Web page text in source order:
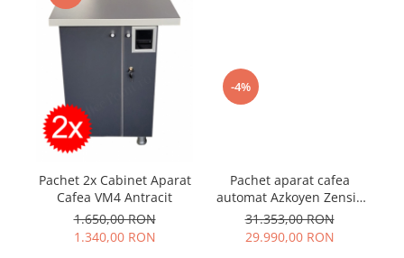
Pachet 2x Cabinet Aparat
Cafea VM4 Antracit
1.650,00 RON
1.340,00 RON
-4%
Pachet aparat cafea
automat Azkoyen Zensia
+ Cititor bancnote NV9
USB + Interata MDB IF5 +
Restiera monede MEI
31.353,00 RON
29.990,00 RON